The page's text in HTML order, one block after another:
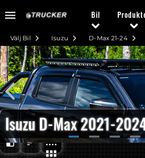
Bil
D-Max 21-24
Isuzu
Välj Bil
Isuzu D-Max 2021-